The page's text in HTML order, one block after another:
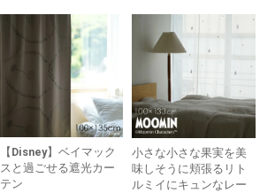
【Disney】ベイマック
スと過ごせる遮光カー
テン
小さな小さな果実を美
味しそうに頬張るリト
ルミイにキュンなレー